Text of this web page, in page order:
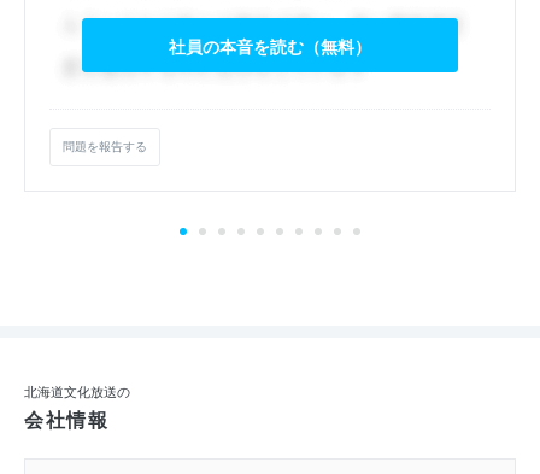
社員の本音を読む（無料）
問題を報告する
北海道文化放送の
会社情報